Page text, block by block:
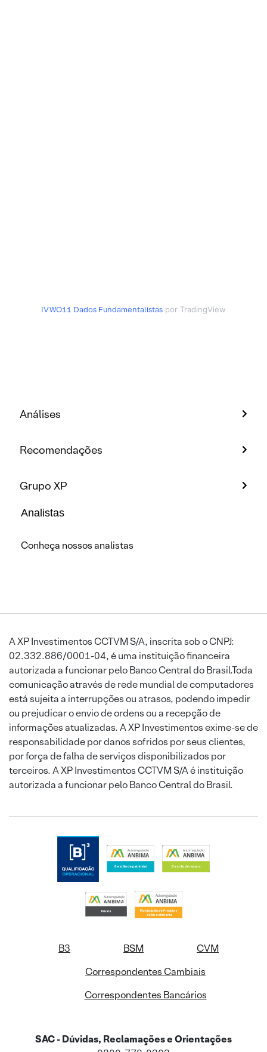
IVWO11 Dados Fundamentalistas por TradingView
Análises
Recomendações
Grupo XP
Analistas
Conheça nossos analistas
A XP Investimentos CCTVM S/A, inscrita sob o CNPJ:
02.332.886/0001-04, é uma instituição financeira
autorizada a funcionar pelo Banco Central do Brasil.Toda
comunicação através de rede mundial de computadores
está sujeita a interrupções ou atrasos, podendo impedir
ou prejudicar o envio de ordens ou a recepção de
informações atualizadas. A XP Investimentos exime-se de
responsabilidade por danos sofridos por seus clientes,
por força de falha de serviços disponibilizados por
terceiros. A XP Investimentos CCTVM S/A é instituição
autorizada a funcionar pelo Banco Central do Brasil.
B3 BSM
CVM
Correspondentes Cambiais
Correspondentes Bancários
SAC - Dúvidas, Reclamações e Orientações